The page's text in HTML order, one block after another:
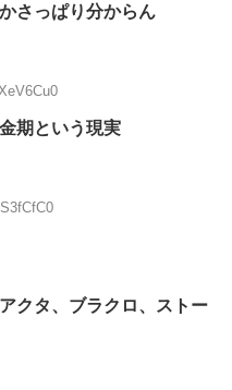
さっぱり分からん
期という現実
クタ、ブラクロ、ストー